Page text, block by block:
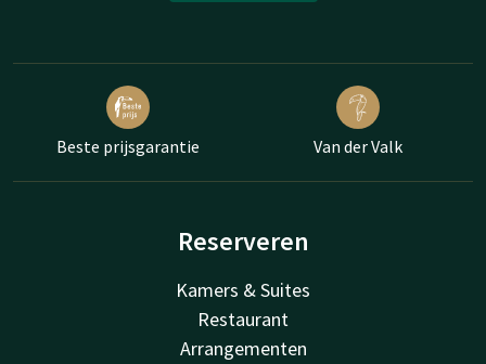
Beste prijsgarantie Van der Valk
Reserveren
Kamers & Suites
Restaurant
Arrangementen